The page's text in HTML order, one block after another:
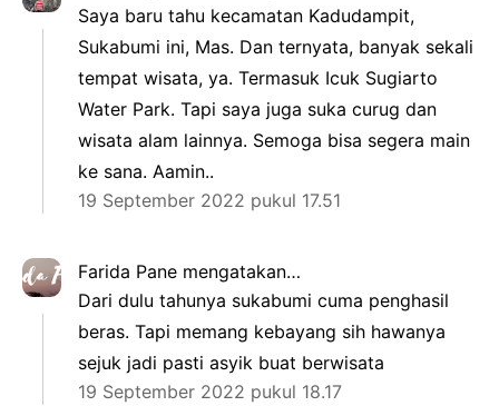
Saya baru tahu kecamatan Kadudampit,
Sukabumi ini, Mas. Dan ternyata, banyak sekali
tempat wisata, ya. Termasuk Icuk Sugiarto
Water Park. Tapi saya juga suka curug dan
wisata alam lainnya. Semoga bisa segera main
ke sana. Aamin..
19 September 2022 pukul 17.51
Farida Pane mengatakan…
Dari dulu tahunya sukabumi cuma penghasil
beras. Tapi memang kebayang sih hawanya
sejuk jadi pasti asyik buat berwisata
19 September 2022 pukul 18.17